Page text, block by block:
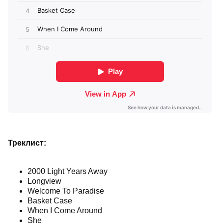
Треклист:
2000 Light Years Away
Longview
Welcome To Paradise
Basket Case
When I Come Around
She